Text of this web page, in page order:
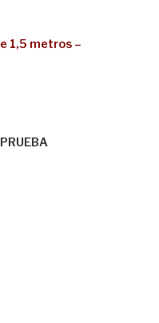
1,5 metros –